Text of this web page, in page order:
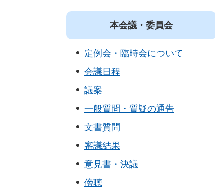
本会議・委員会
定例会・臨時会について
会議日程
議案
一般質問・質疑の通告
文書質問
審議結果
意見書・決議
傍聴